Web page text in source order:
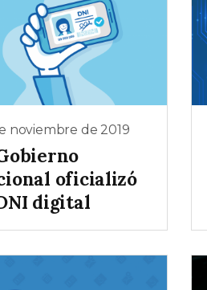
noviembre de 2019
oficializó
digital